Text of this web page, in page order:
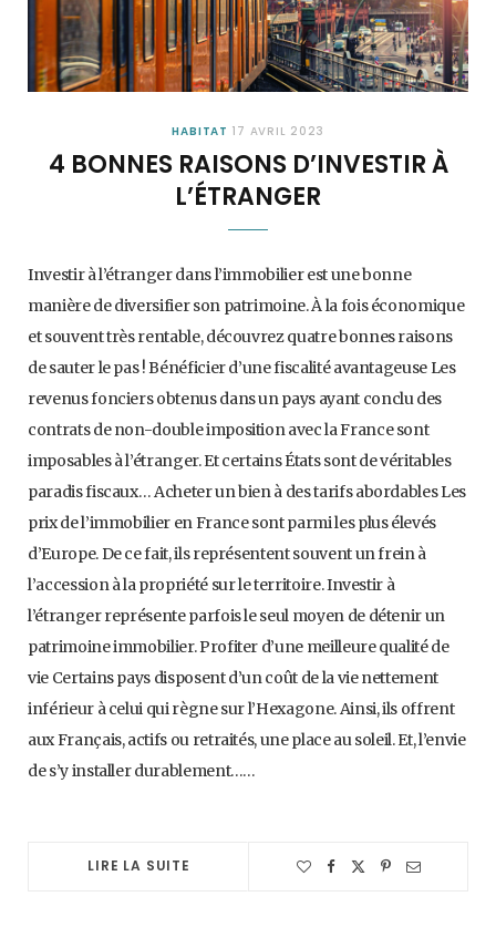
HABITAT 17 AVRIL 2023
4 BONNES RAISONS D’INVESTIR À
L’ÉTRANGER
Investir à l’étranger dans l’immobilier est une bonne
manière de diversifier son patrimoine. À la fois économique
et souvent très rentable, découvrez quatre bonnes raisons
de sauter le pas ! Bénéficier d’une fiscalité avantageuse Les
revenus fonciers obtenus dans un pays ayant conclu des
contrats de non-double imposition avec la France sont
imposables à l’étranger. Et certains États sont de véritables
paradis fiscaux… Acheter un bien à des tarifs abordables Les
prix de l’immobilier en France sont parmi les plus élevés
d’Europe. De ce fait, ils représentent souvent un frein à
l’accession à la propriété sur le territoire. Investir à
l’étranger représente parfois le seul moyen de détenir un
patrimoine immobilier. Profiter d’une meilleure qualité de
vie Certains pays disposent d’un coût de la vie nettement
inférieur à celui qui règne sur l’Hexagone. Ainsi, ils offrent
aux Français, actifs ou retraités, une place au soleil. Et, l’envie
de s’y installer durablement……
LIRE LA SUITE